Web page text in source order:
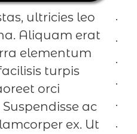
ultricies leo
Aliquam erat
elementum
turpis
orci
ac
ex. Ut